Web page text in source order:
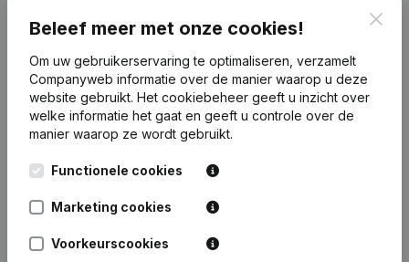
236.761 15.788
Brutomarge €260.812 €301.253 €18.742
Publicatiesvan Lalys
Beleef meer met onze cookies!
Om uw gebruikerservaring te optimaliseren, verzamelt
Companyweb informatie over de manier waarop u deze
website gebruikt. Het cookiebeheer geeft u inzicht over
welke informatie het gaat en geeft u controle over de
manier waarop ze wordt gebruikt.
Functionele cookies
Marketing cookies
Voorkeurscookies